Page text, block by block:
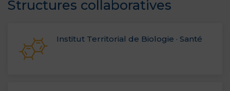
Structures collaboratives
Institut Territorial de Biologie · Santé